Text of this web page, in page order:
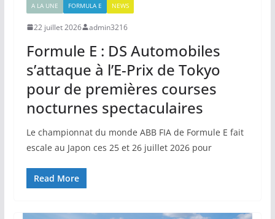
A LA UNE FORMULA E NEWS
22 juillet 2026 admin3216
Formule E : DS Automobiles
s’attaque à l’E-Prix de Tokyo
pour de premières courses
nocturnes spectaculaires
Le championnat du monde ABB FIA de Formule E fait
escale au Japon ces 25 et 26 juillet 2026 pour
Read More